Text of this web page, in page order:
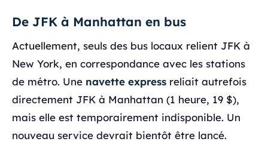
De JFK à Manhattan en bus
Actuellement, seuls des bus locaux relient JFK à
New York, en correspondance avec les stations
de métro. Une navette express reliait autrefois
directement JFK à Manhattan (1 heure, 19 $),
mais elle est temporairement indisponible. Un
nouveau service devrait bientôt être lancé.